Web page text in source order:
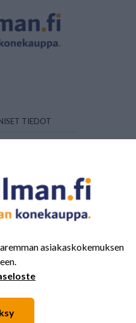
TIEDOT
2:2002.
asiakaskokemuksen